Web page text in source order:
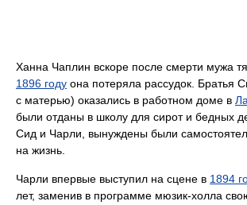
Ханна Чаплин вскоре после смерти мужа
1896 году она потеряла рассудок. Братья
с матерью) оказались в работном доме в
были отданы в школу для сирот и бедных
Сид и Чарли, вынуждены были
на жизнь.
Чарли впервые выступил на сцене в 1894
лет, заменив в программе мюзик-холла